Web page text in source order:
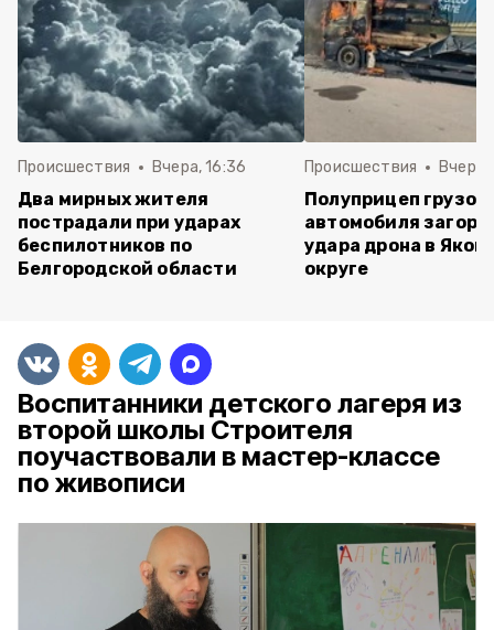
Происшествия Вчера, 16:36
Два мирных жителя
пострадали при ударах
беспилотников по
Белгородской области
Происшествия Вчера,
Полуприцеп
автомобиля
удара дрона в
округе
Воспитанники детского лагеря из
второй школы Строителя
поучаствовали в мастер-классе
по живописи